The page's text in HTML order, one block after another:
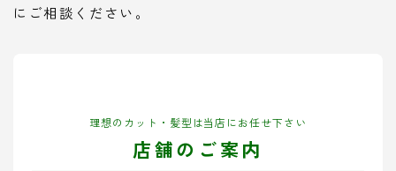
にご相談ください。
理想のカット・髪型は当店にお任せ下さい
店舗のご案内